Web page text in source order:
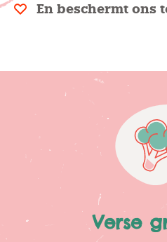
En beschermt ons
Verse